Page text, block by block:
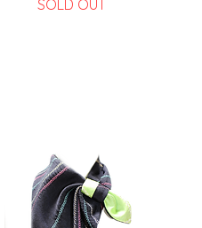
SOLD OUT